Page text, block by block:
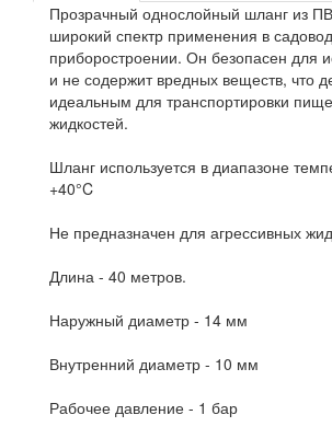
Прозрачный однослойный шланг из
широкий спектр применения в
приборостроении. Он безопасен для
и не содержит вредных веществ, что
идеальным для транспортировки
жидкостей.
Шланг используется в диапазоне
+40°C
Не предназначен для агрессивных
Длина - 40 метров.
Наружный диаметр - 14 мм
Внутренний диаметр - 10 мм
Рабочее давление - 1 бар